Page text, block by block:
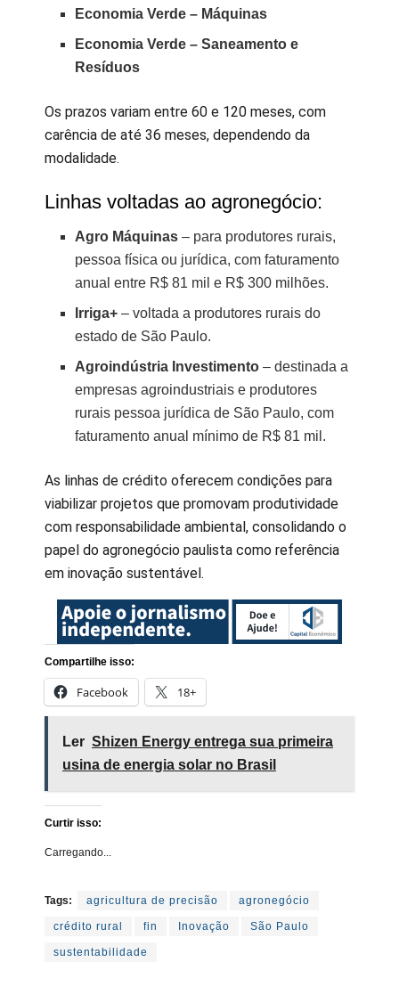
Economia Verde – Máquinas
Economia Verde – Saneamento e
Resíduos
Os prazos variam entre 60 e 120 meses, com
carência de até 36 meses, dependendo da
modalidade.
Linhas voltadas ao agronegócio:
Agro Máquinas – para produtores rurais,
pessoa física ou jurídica, com faturamento
anual entre R$ 81 mil e R$ 300 milhões.
Irriga+ – voltada a produtores rurais do
estado de São Paulo.
Agroindústria Investimento – destinada a
empresas agroindustriais e produtores
rurais pessoa jurídica de São Paulo, com
faturamento anual mínimo de R$ 81 mil.
As linhas de crédito oferecem condições para
viabilizar projetos que promovam produtividade
com responsabilidade ambiental, consolidando o
papel do agronegócio paulista como referência
em inovação sustentável.
Compartilhe isso:
Facebook 18+
Ler Shizen Energy entrega sua primeira
usina de energia solar no Brasil
Curtir isso:
Carregando...
Tags: agricultura de precisão agronegócio
crédito rural fin Inovação São Paulo
sustentabilidade